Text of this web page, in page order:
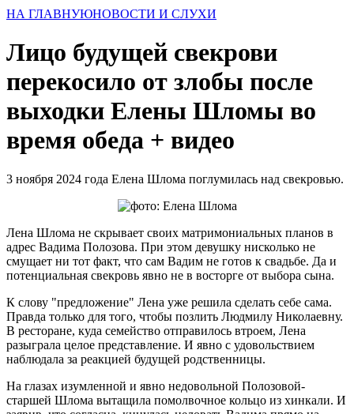
НА ГЛАВНУЮНОВОСТИ И СЛУХИ
Лицо будущей свекрови
перекосило от злобы после
выходки Елены Шломы во
время обеда + видео
3 ноября 2024 года Елена Шлома поглумилась над свекровью.
Лена Шлома не скрывает своих матримониальных планов в
адрес Вадима Полозова. При этом девушку нисколько не
смущает ни тот факт, что сам Вадим не готов к свадьбе. Да и
потенциальная свекровь явно не в восторге от выбора сына.
К слову "предложение" Лена уже решила сделать себе сама.
Правда только для того, чтобы позлить Людмилу Николаевну.
В ресторане, куда семейство отправилось втроем, Лена
разыграла целое представление. И явно с удовольствием
наблюдала за реакцией будущей родственницы.
На глазах изумленной и явно недовольной Полозовой-
старшей Шлома вытащила помолвочное кольцо из хинкали. И